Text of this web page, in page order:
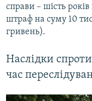
справи – шість
штраф на суму 10
гривень).
Наслідки
час